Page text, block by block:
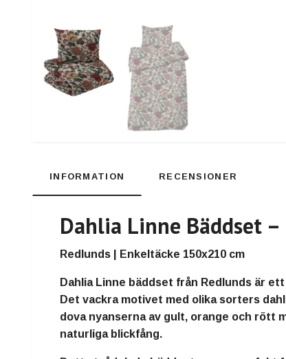
INFORMATION RECENSIONER
Dahlia Linne Bäddset
Redlunds | Enkeltäcke 150x210 cm
Dahlia Linne bäddset från Redlunds är
Det vackra motivet med olika sorters
dova nyanserna av gult, orange och
naturliga blickfång.